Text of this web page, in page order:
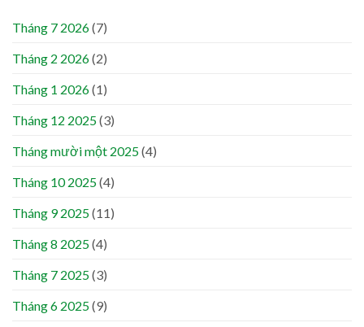
Tháng 7 2026(7)
Tháng 2 2026(2)
Tháng 1 2026(1)
Tháng 12 2025(3)
Tháng mười một 2025(4)
Tháng 10 2025(4)
Tháng 9 2025(11)
Tháng 8 2025(4)
Tháng 7 2025(3)
Tháng 6 2025(9)